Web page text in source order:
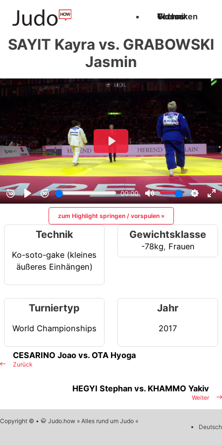
Techniken
Videos
Glossar
SAYIT Kayra vs. GRABOWSKI
Jasmin
zum Highlight springen / vorspulen »
Technik
Ko-soto-gake (kleines
äußeres Einhängen)
Gewichtsklasse
-78kg, Frauen
Turniertyp
World Championships
Jahr
2017
Zurück
CESARINO Joao vs. OTA Hyoga
Weiter
HEGYI Stephan vs. KHAMMO Yakiv
Copyright © • 🥋 Judo.how » Alles rund um Judo «
Deutsch